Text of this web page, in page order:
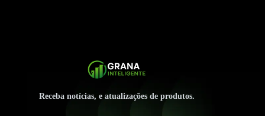
Receba notícias, e atualizações de produtos.